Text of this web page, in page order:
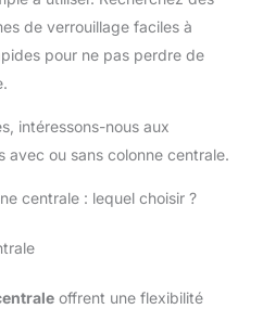
de verrouillage faciles à
pour ne pas perdre de
intéressons-nous aux
ou sans colonne centrale.
centrale : lequel choisir ?
offrent une flexibilité